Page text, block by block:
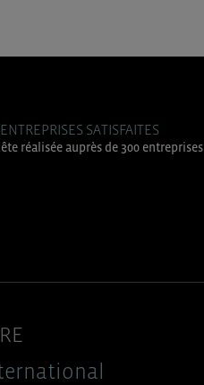
SATISFAITES
réalisée auprès de 300 entreprises